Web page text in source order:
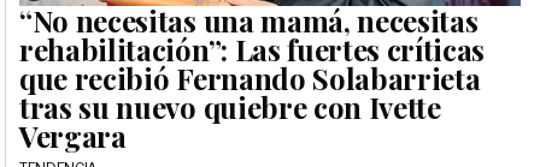
“No necesitas una mamá, necesitas
rehabilitación”: Las fuertes críticas
que recibió Fernando Solabarrieta
tras su nuevo quiebre con Ivette
Vergara